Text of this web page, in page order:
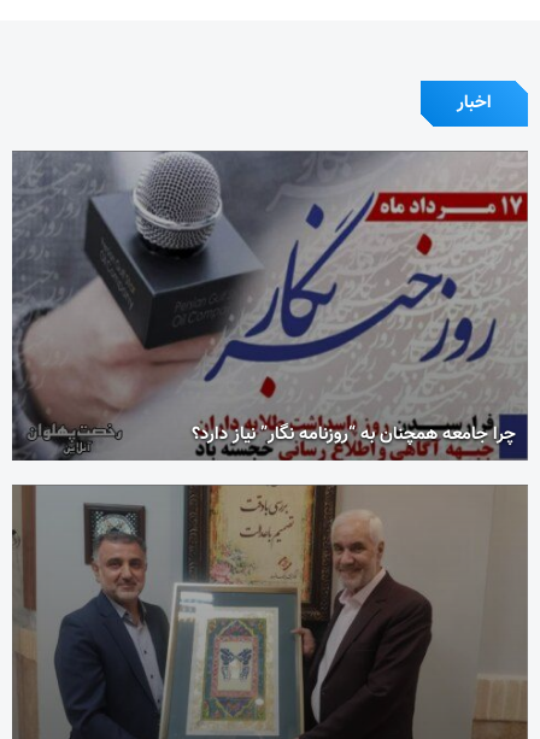
اخبار
چرا جامعه همچنان به “روزنامه نگار” نیاز دارد؟